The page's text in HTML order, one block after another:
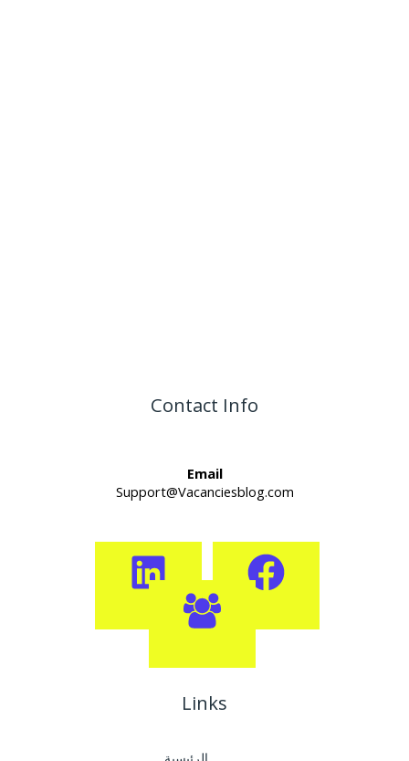
Contact Info
Email
Support@Vacanciesblog.com
Links